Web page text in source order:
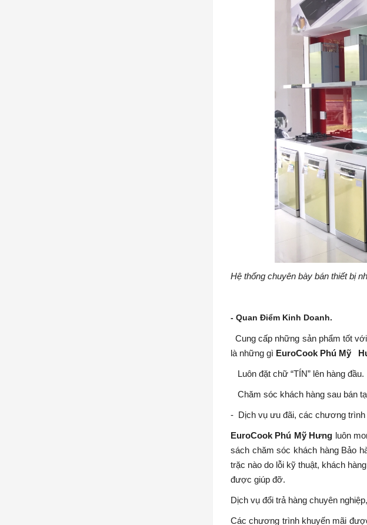
Hệ thống chuyên bày bán thiết bị
- Quan Điểm Kinh Doanh.
Cung cấp những sản phẩm tốt
là những gì EuroCook Phú Mỹ
Luôn đặt chữ “TÍN” lên hàng đầu.
Chăm sóc khách hàng sau bán
- Dịch vụ ưu đãi, các chương trình
EuroCook Phú Mỹ Hưng luôn
sách chăm sóc khách hàng Bảo
trặc nào do lỗi kỹ thuật, khách
được giúp đỡ.
Dịch vụ đổi trả hàng chuyên
Các chương trình khuyến mãi